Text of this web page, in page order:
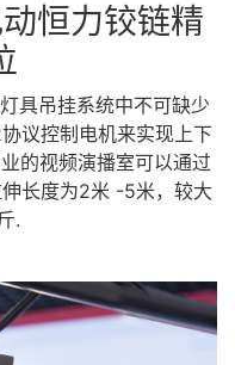
恒力铰链精
具吊挂系统中不可缺少
议控制电机来实现上下
的视频演播室可以通过
长度为2米 -5米，较大
.